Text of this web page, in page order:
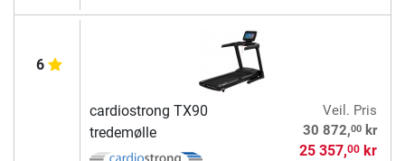
6
cardiostrong TX90
tredemølle
Veil. Pris
30 872,00kr
25 357,00kr